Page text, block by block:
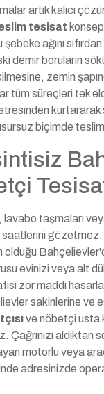
artık kalıcı
tesisat
ağını
demir boruların
zemin
tüm süreçleri tek
kurtararak
biçimde
taşmaları
saatlerini gözetmez.
olduğu
evinizi veya alt
zor maddi
sakinlerine ve
ve nöbetçi usta
Çağrınızı aldıktan
motorlu veya
adresinizde